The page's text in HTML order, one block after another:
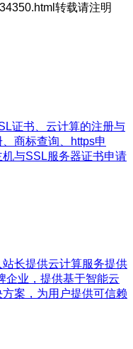
转载请注明
证书、云计算的注册与
商标查询、https申
与SSL服务器证书申请
长提供云计算服务提供
企业，提供基于智能云
案，为用户提供可信赖